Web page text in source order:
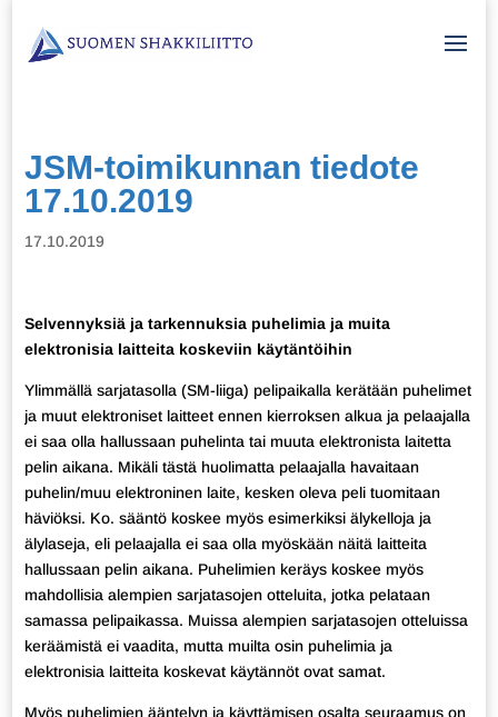
JSM-toimikunnan tiedote
17.10.2019
17.10.2019
Selvennyksiä ja tarkennuksia puhelimia ja muita
elektronisia laitteita koskeviin käytäntöihin
Ylimmällä sarjatasolla (SM-liiga) pelipaikalla kerätään puhelimet
ja muut elektroniset laitteet ennen kierroksen alkua ja pelaajalla
ei saa olla hallussaan puhelinta tai muuta elektronista laitetta
pelin aikana. Mikäli tästä huolimatta pelaajalla havaitaan
puhelin/muu elektroninen laite, kesken oleva peli tuomitaan
häviöksi. Ko. sääntö koskee myös esimerkiksi älykelloja ja
älylaseja, eli pelaajalla ei saa olla myöskään näitä laitteita
hallussaan pelin aikana. Puhelimien keräys koskee myös
mahdollisia alempien sarjatasojen otteluita, jotka pelataan
samassa pelipaikassa. Muissa alempien sarjatasojen otteluissa
keräämistä ei vaadita, mutta muilta osin puhelimia ja
elektronisia laitteita koskevat käytännöt ovat samat.
Myös puhelimien ääntelyn ja käyttämisen osalta seuraamus on